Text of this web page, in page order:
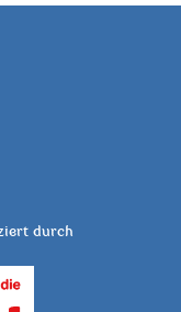
durch